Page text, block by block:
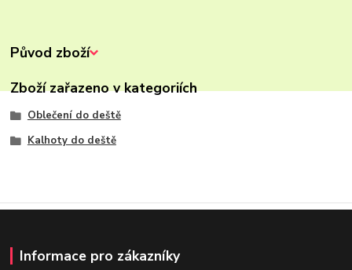
Původ zboží
Zboží zařazeno v kategoriích
Oblečení do deště
Kalhoty do deště
Informace pro zákazníky